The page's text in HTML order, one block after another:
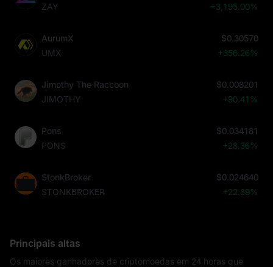
ZAY
+3,195.00%
AurumX
UMX
$0.30570
+356.26%
Jimothy The Raccoon
JIMOTHY
$0.008201
+90.41%
Pons
PONS
$0.034181
+28.36%
StonkBroker
STONKBROKER
$0.024640
+22.89%
Principais altas
Os maiores ganhadores de criptomoedas em 24 horas que